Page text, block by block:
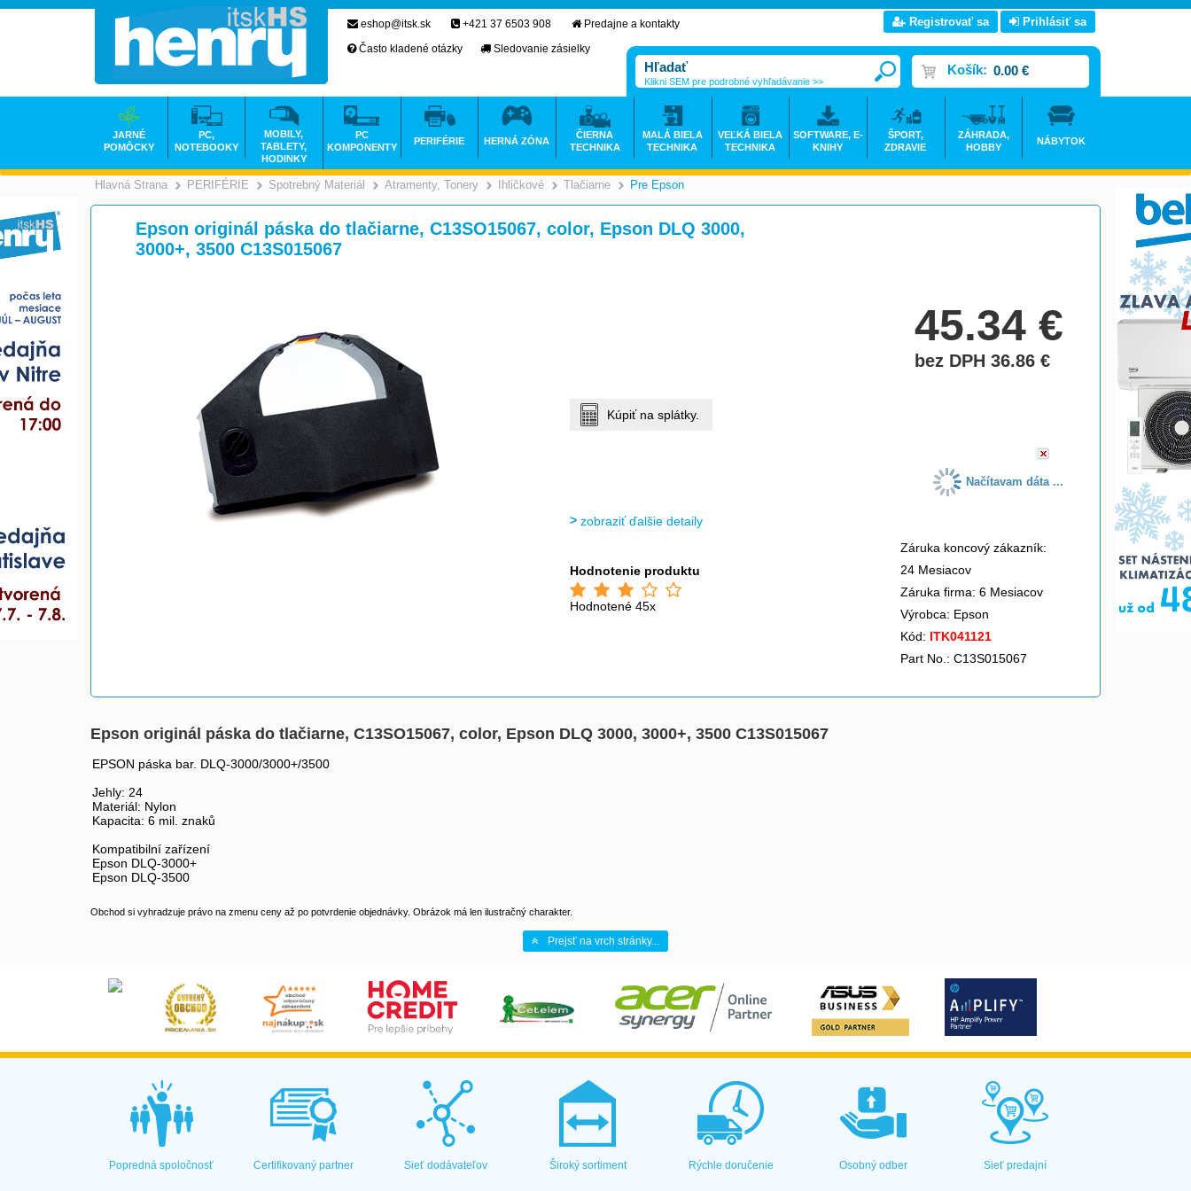
Hlavná Strana >
PERIFÉRIE >
Spotrebný Materiál >
Atramenty, Tonery >
Ihličkové >
Tlačiarne >
Pre Epson
Epson originál páska do tlačiarne, C13SO15067, color, Epson DLQ 3000,
3000+, 3500 C13S015067
45.34€
bez DPH 36.86€
Kúpiť na splátky.
Načítavam dáta ...
zobraziť ďalšie detaily
Hodnotenie produktu
Hodnotené 45x
Záruka koncový zákazník:
24 Mesiacov
Záruka firma: 6 Mesiacov
Výrobca: Epson
Kód: ITK041121
Part No.: C13S015067
Epson originál páska do tlačiarne, C13SO15067, color, Epson DLQ 3000, 3000+, 3500 C13S015067
EPSON páska bar. DLQ-3000/3000+/3500
Jehly: 24
Materiál: Nylon
Kapacita: 6 mil. znaků
Kompatibilní zařízení
Epson DLQ-3000+
Epson DLQ-3500
Obchod si vyhradzuje právo na zmenu ceny až po potvrdenie objednávky. Obrázok má len ilustračný charakter.
Prejsť na vrch stránky...
eshop@itsk.sk +421 37 6503 908
Predajne a kontakty
Často kladené otázky
Sledovanie zásielky
Registrovať sa Prihlásiť sa
Košík: 0.00 €
Klikni SEM pre podrobné vyhľadávanie >>
JARNÉ
POMÔCKY
PC,
NOTEBOOKY
MOBILY,
TABLETY,
HODINKY
PC
KOMPONENTY
PERIFÉRIE HERNÁ ZÓNA
ČIERNA
TECHNIKA
MALÁ BIELA
TECHNIKA
VEĽKÁ BIELA
TECHNIKA
SOFTWARE, E-
KNIHY
ŠPORT,
ZDRAVIE
ZÁHRADA,
HOBBY
NÁBYTOK
Popredná spoločnosť Certifikovaný partner Sieť dodávateľov Široký sortiment Rýchle doručenie Osobný odber Sieť predajní